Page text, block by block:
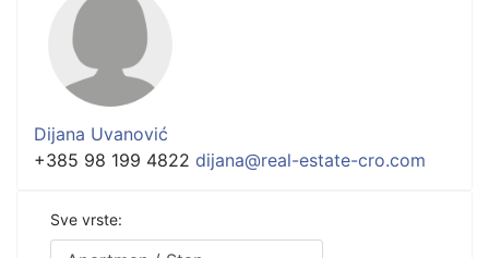
Dijana Uvanović
+385 98 199 4822 dijana@real-estate-cro.com
Sve vrste: